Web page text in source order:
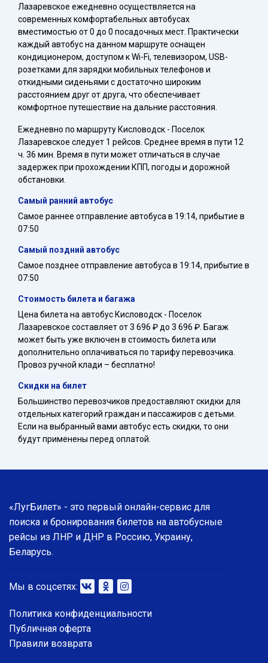
Лазаревское ежедневно осуществляется на
современных комфортабельных автобусах
вместимостью от 0 до 0 посадочных мест. Практически
каждый автобус на данном маршруте оснащен
кондиционером, доступом к Wi-Fi, телевизором, USB-
розетками для зарядки мобильных телефонов и
откидными сиденьями с достаточно широким
расстоянием друг от друга, что обеспечивает
комфортное путешествие на дальние расстояния.
Ежедневно по маршруту Кисловодск - Поселок
Лазаревское следует 1 рейсов. Среднее время в пути 12
ч. 36 мин. Время в пути может отличаться в случае
задержек при прохождении КПП, погоды и дорожной
обстановки.
Самый ранний автобус
Самое раннее отправление автобуса в 19:14, прибытие в
07:50
Самый поздний автобус
Самое позднее отправление автобуса в 19:14, прибытие в
07:50
Стоимость билета и багажа
Цена билета на автобус Кисловодск - Поселок
Лазаревское составляет от 3 696 ₽ до 3 696 ₽. Багаж
может быть уже включен в стоимость билета или
дополнительно оплачиваться по тарифу перевозчика.
Провоз ручной клади – бесплатно!
Скидки на билет
Большинство перевозчиков предоставляют скидки для
отдельных категорий граждан и пассажиров с детьми.
Если на выбранный вами автобус есть скидки, то они
будут применены перед оплатой.
«ЛугБилет» - это первый онлайн-сервис для
поиска и бронирования билетов на автобусные
рейсы из ЛНР и ДНР в Россию, Украину,
Беларусь.
Мы в соцсетях:
Политика конфиденциальности
Публичная оферта
Правили возврата